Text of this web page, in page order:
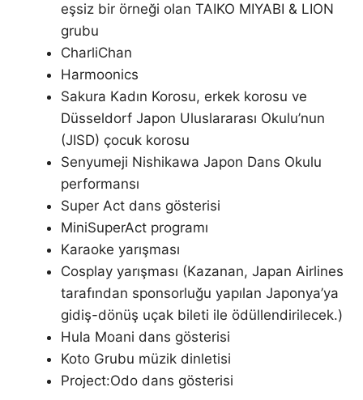
eşsiz bir örneği olan TAIKO MIYABI & LION
grubu
CharliChan
Harmoonics
Sakura Kadın Korosu, erkek korosu ve
Düsseldorf Japon Uluslararası Okulu’nun
(JISD) çocuk korosu
Senyumeji Nishikawa Japon Dans Okulu
performansı
Super Act dans gösterisi
MiniSuperAct programı
Karaoke yarışması
Cosplay yarışması (Kazanan, Japan Airlines
tarafından sponsorluğu yapılan Japonya’ya
gidiş-dönüş uçak bileti ile ödüllendirilecek.)
Hula Moani dans gösterisi
Koto Grubu müzik dinletisi
Project:Odo dans gösterisi